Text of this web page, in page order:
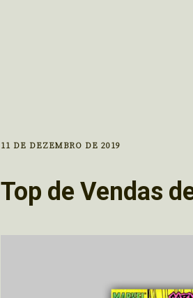
11 DE DEZEMBRO DE 2019
Top de Vendas